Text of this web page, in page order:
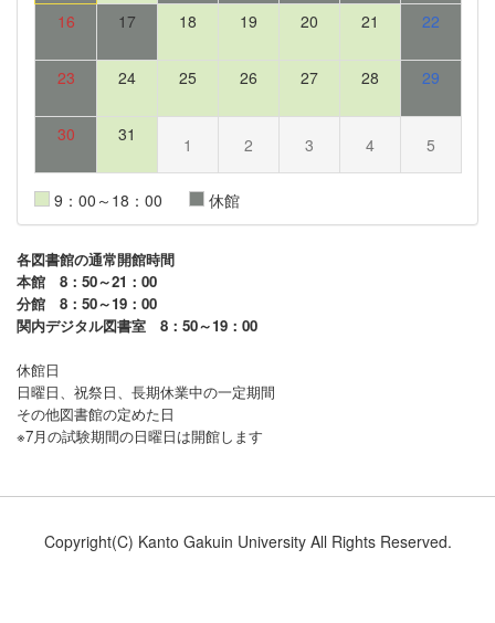
16 17 18 19 20 21 22
23 24 25 26 27 28 29
30 31 1 2 3 4 5
9：00～18：00 休館
各図書館の通常開館時間
本館 8：50～21：00
分館 8：50～19：00
関内デジタル図書室 8：50～19：00
休館日
日曜日、祝祭日、長期休業中の一定期間
その他図書館の定めた日
※7月の試験期間の日曜日は開館します
Copyright(C) Kanto Gakuin University All Rights Reserved.